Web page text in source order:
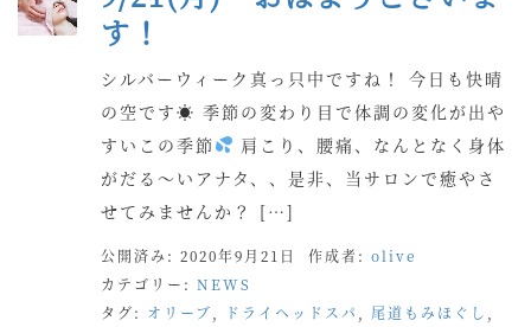
す！
シルバーウィーク真っ只中ですね！ 今日も快晴
の空です☀ 季節の変わり目で体調の変化が出や
すいこの季節
肩こり、腰痛、なんとなく身体
がだる〜いアナタ、、是非、当サロンで癒やさ
せてみませんか？ […]
公開済み: 2020年9月21日 作成者: olive
カテゴリー: NEWS
タグ: オリーブ ドライヘッドスパ 尾道もみほぐし